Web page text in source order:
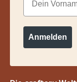
Anmelden